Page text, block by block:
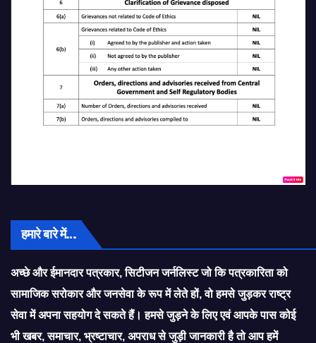
हमारे बारे में…
अच्छे और ईमानदार पत्रकार, सिटीजन जर्नलिस्ट जो कि पत्रकारिता को
सामाजिक सरोकार और जनसेवा के रूप में लेते हों, वो हमसे जुड़कर राष्ट्र
सेवा में अपना सहयोग दे सकते हैं। हमसे जुड़ने के लिए एवं आपके पास कोई
भी खबर, समाचार, भ्रष्टाचार, अपराध से जुड़ी जानकारी है तो आप हमें